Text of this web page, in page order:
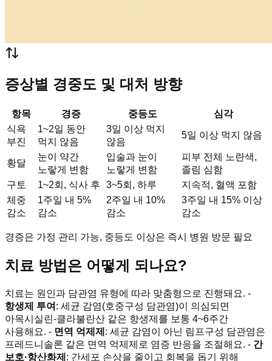
증상별 경중도 및 대처 방향
항목 경증 중등도
심각
식욕
부진
1~2일 동안
먹지 않음
3일 이상 먹지
않음
5일 이상 먹지 않음
황달
눈이 약간
노랗게 변함
입술과 눈이
노랗게 변함
피부 전체 노란색,
졸림 심함
구토
1~2회, 식사 후 3~5회, 하루
지속적, 혈액 포함
체중
감소
1주일 내 5%
감소
2주일 내 10%
감소
3주일 내 15% 이상
감소
경증은 가정 관리 가능, 중등도 이상은 즉시 병원 방문 필요
치료 방법은 어떻게 되나요?
치료는 원인과 담관염 유형에 따라 맞춤형으로 진행돼요. -
항생제 투여 : 세균 감염(호중구성 담관염)이 의심되면
아목시실린-클라불란산 같은 항생제를 보통 4~6주간
사용해요. - 면역 억제제 : 세균 감염이 아닌 림프구성 담관염은
프레드니솔론 같은 면역 억제제로 염증 반응을 조절해요. - 간
보호·항산화제 : 간세포 손상을 줄이고 회복을 돕기 위해